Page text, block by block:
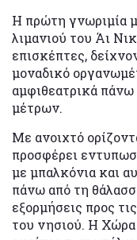
Η πρώτη γνωριμία
λιμανιού του Άι
επισκέπτες,
μοναδικό
αμφιθεατρικά πάνω
μέτρων.
Με ανοιχτό
προσφέρει
με μπαλκόνια και
πάνω από τη
εξορμήσεις προς
του νησιού. Η Χώρα